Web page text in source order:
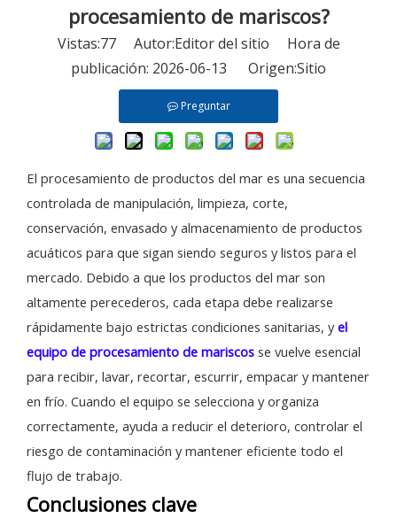
procesamiento de mariscos?
Vistas:77Autor:Editor del sitio Hora de
publicación: 2026-06-13 Origen:Sitio
Preguntar
El procesamiento de productos del mar es una secuencia
controlada de manipulación, limpieza, corte,
conservación, envasado y almacenamiento de productos
acuáticos para que sigan siendo seguros y listos para el
mercado. Debido a que los productos del mar son
altamente perecederos, cada etapa debe realizarse
rápidamente bajo estrictas condiciones sanitarias, yel
equipo de procesamiento de mariscos se vuelve esencial
para recibir, lavar, recortar, escurrir, empacar y mantener
en frío. Cuando el equipo se selecciona y organiza
correctamente, ayuda a reducir el deterioro, controlar el
riesgo de contaminación y mantener eficiente todo el
flujo de trabajo.
Conclusiones clave